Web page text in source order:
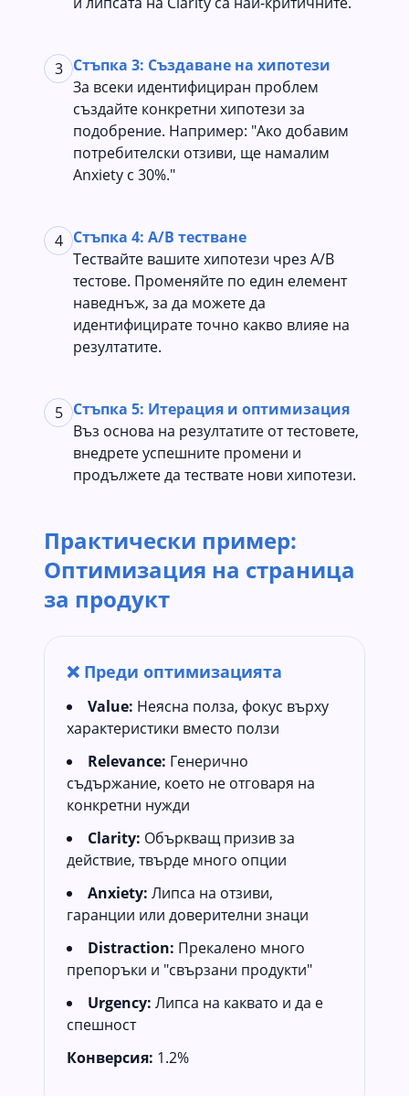
3 Стъпка 3: Създаване на хипотези
За всеки идентифициран проблем
създайте конкретни хипотези за
подобрение. Например: "Ако добавим
потребителски отзиви, ще намалим
Anxiety с 30%."
4 Стъпка 4: A/B тестване
Тествайте вашите хипотези чрез A/B
тестове. Променяйте по един елемент
наведнъж, за да можете да
идентифицирате точно какво влияе на
резултатите.
5 Стъпка 5: Итерация и оптимизация
Въз основа на резултатите от тестовете,
внедрете успешните промени и
продължете да тествате нови хипотези.
Практически пример:
Оптимизация на страница
за продукт
❌ Преди оптимизацията
Value: Неясна полза, фокус върху
характеристики вместо ползи
Relevance: Генерично
съдържание, което не отговаря на
конкретни нужди
Clarity: Объркващ призив за
действие, твърде много опции
Anxiety: Липса на отзиви,
гаранции или доверителни знаци
Distraction: Прекалено много
препоръки и "свързани продукти"
Urgency: Липса на каквато и да е
спешност
Конверсия: 1.2%